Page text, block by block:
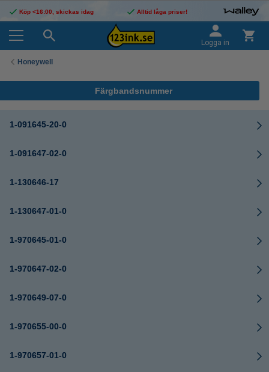
Köp <16:00, skickas idag Alltid låga priser!
Logga in
Honeywell
Färgbandsnummer
1-091645-20-0
1-091647-02-0
1-130646-17
1-130647-01-0
1-970645-01-0
1-970647-02-0
1-970649-07-0
1-970655-00-0
1-970657-01-0